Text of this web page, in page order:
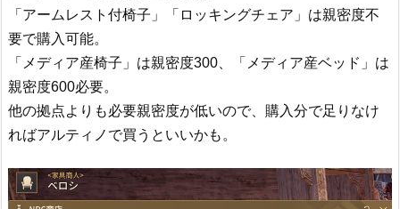
「アームレスト付椅子」「ロッキングチェア」は親密度不
要で購入可能。
「メディア産椅子」は親密度300、「メディア産ベッド」は
親密度600必要。
他の拠点よりも必要親密度が低いので、購入分で足りなけ
ればアルティノで買うといいかも。